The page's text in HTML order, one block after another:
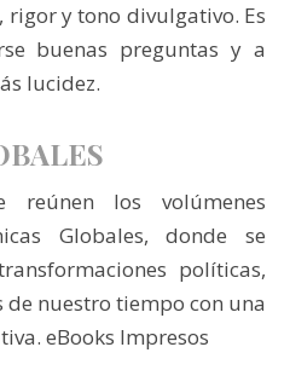
y tono divulgativo. Es
buenas preguntas y a
lucidez.
reúnen los volúmenes
Globales, donde se
políticas,
nuestro tiempo con una
eBooks Impresos